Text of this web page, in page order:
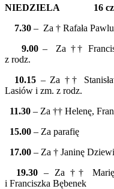
NIEDZIELA 16
7.30 – Za † Rafała
9.00– Za ††
z rodz.
10.15 – Za ††
Lasiów i zm. z rodz.
11.30 – Za †† Helenę,
15.00 – Za parafię
17.00 – Za † Janinę
19.30 – Za †† Marię i
i Franciszka Bębenek